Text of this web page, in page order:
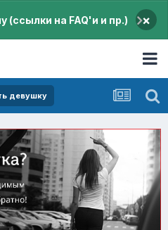
(ссылки на FAQ'и и пр.) ×
девушку